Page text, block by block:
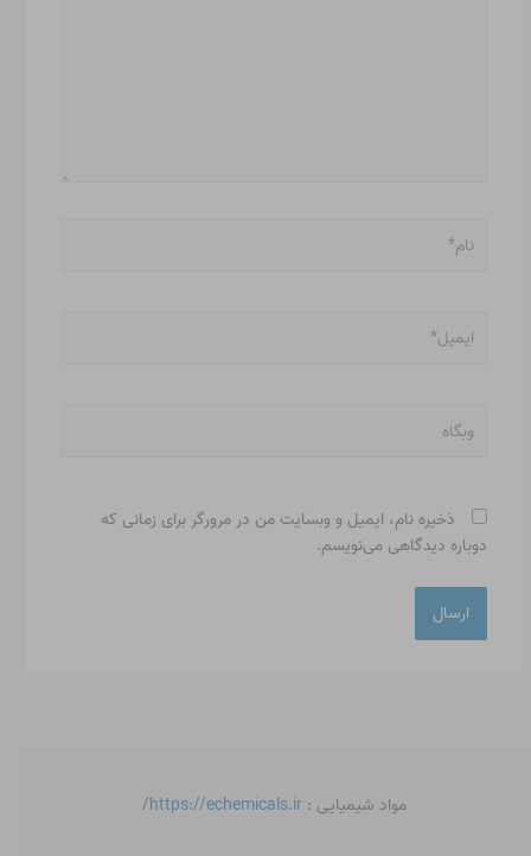
ذخیره نام، ایمیل و وبسایت من در مرورگر برای زمانی که
دوباره دیدگاهی می‌نویسم.
مواد شیمیایی : https://echemicals.ir/